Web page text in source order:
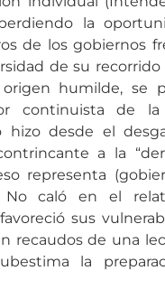
la
de los gobiernos
de su recorrido
humilde, se
continuista de la
hizo desde el
a la
representa
No caló en el
sus
recaudos de una
la